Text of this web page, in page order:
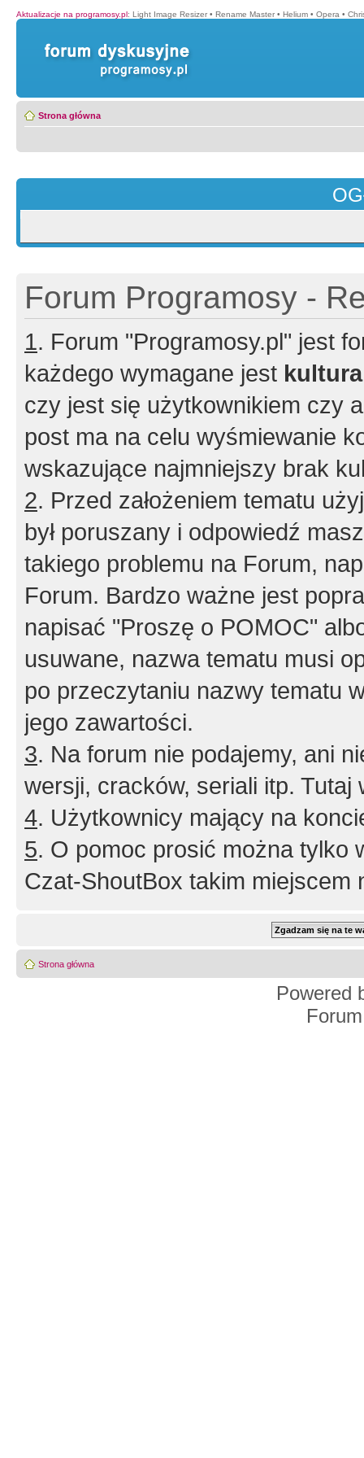
Aktualizacje na programosy.pl: Light Image Resizer • Rename Master • Helium • Opera •
Strona główna
Forum Programosy -
1. Forum "Programosy.pl" jest
każdego wymagane jest
czy jest się użytkownikiem czy
post ma na celu wyśmiewanie
wskazujące najmniejszy brak
2. Przed założeniem tematu
był poruszany i odpowiedź
takiego problemu na Forum,
Forum. Bardzo ważne jest
napisać "Proszę o POMOC"
usuwane, nazwa tematu musi
po przeczytaniu nazwy tematu
jego zawartości.
3. Na forum nie podajemy, ani
wersji, cracków, seriali itp. Tutaj
4. Użytkownicy mający na
5. O pomoc prosić można tylko
Czat-ShoutBox takim miejscem
Strona główna
Powered